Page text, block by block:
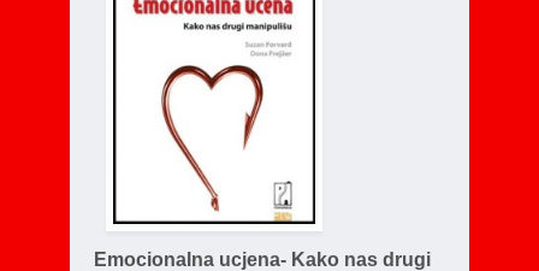
Emocionalna ucjena- Kako nas drugi